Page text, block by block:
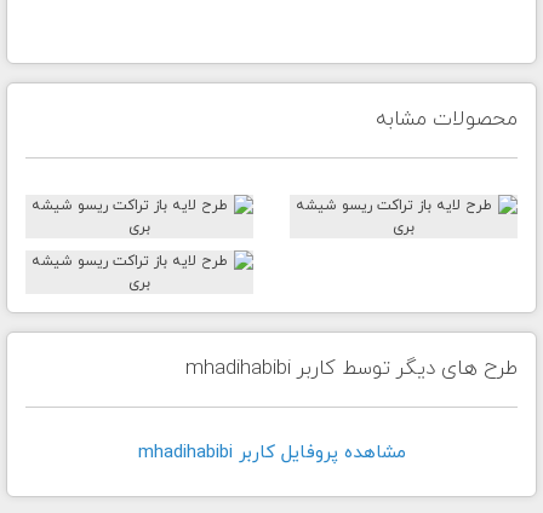
محصولات مشابه
طرح های دیگر توسط کاربر mhadihabibi
مشاهده پروفايل کاربر mhadihabibi